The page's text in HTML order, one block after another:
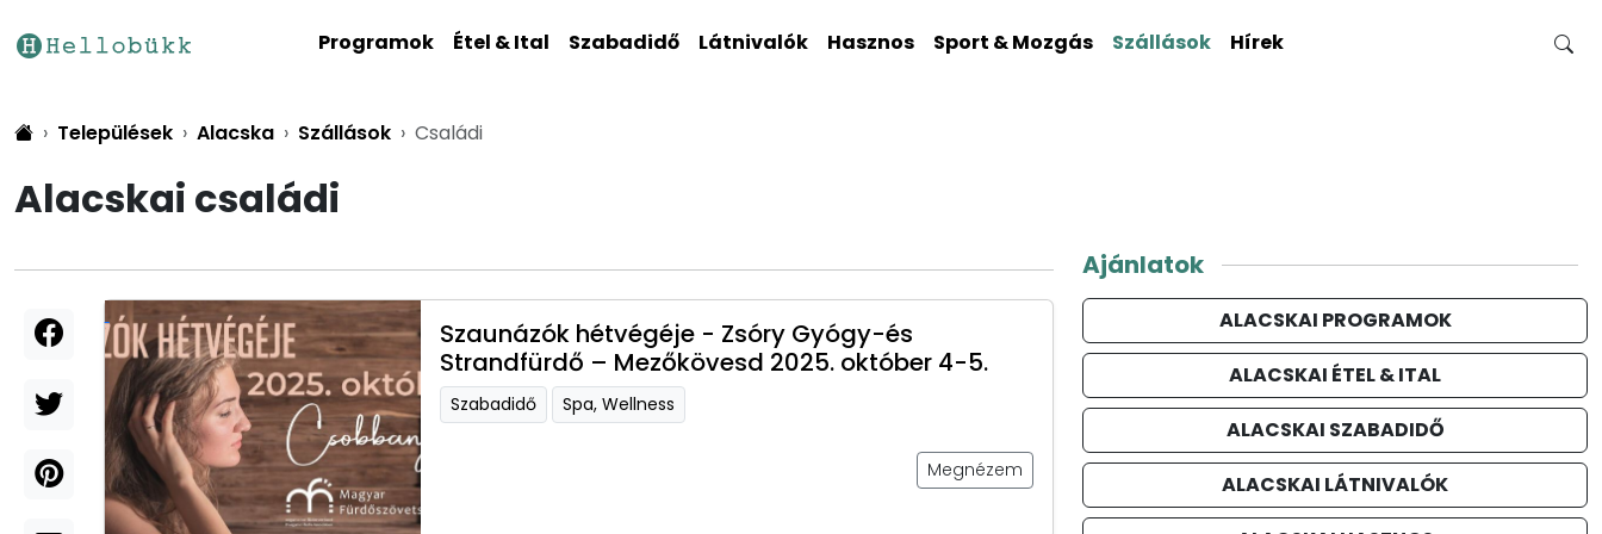
Programok Étel & Ital Szabadidő Látnivalók Hasznos Sport & Mozgás Szállások Hírek
Települések Alacska Szállások Családi
Alacskai családi
Szaunázók hétvégéje - Zsóry Gyógy-és
Strandfürdő – Mezőkövesd 2025. október 4-5.
Szabadidő Spa, Wellness
Megnézem
Ajánlatok
ALACSKAI PROGRAMOK
ALACSKAI ÉTEL & ITAL
ALACSKAI SZABADIDŐ
ALACSKAI LÁTNIVALÓK